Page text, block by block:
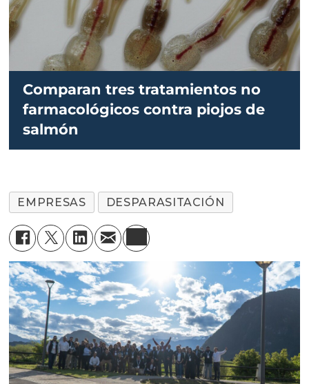
Comparan tres tratamientos no
farmacológicos contra piojos de
salmón
EMPRESAS DESPARASITACIÓN